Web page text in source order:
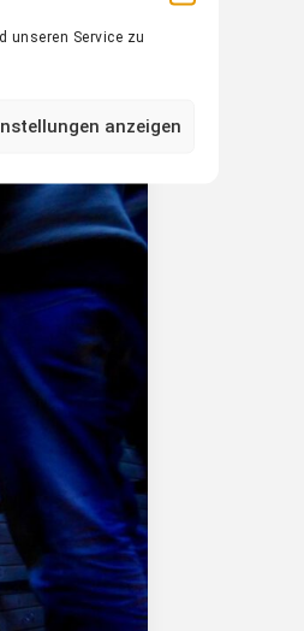
unseren Service zu
anzeigen